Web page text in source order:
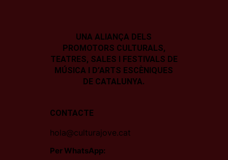
UNA ALIANÇA DELS
PROMOTORS CULTURALS,
TEATRES, SALES I FESTIVALS DE
MÚSICA I D’ARTS ESCÈNIQUES
DE CATALUNYA.
CONTACTE
hola@culturajove.cat
Per WhatsApp: